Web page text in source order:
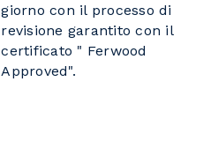
giorno con il processo di
revisione garantito con il
certificato " Ferwood
Approved".